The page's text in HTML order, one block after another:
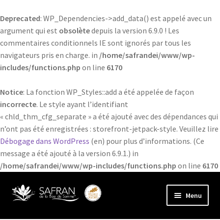
Deprecated: WP_Dependencies->add_data() est appelé avec un
argument qui est obsolètedepuis la version 6.9.0 ! Les
commentaires conditionnels IE sont ignorés par tous les
navigateurs pris en charge. in /home/safrandei/www/wp-
includes/functions.php on line 6170
Notice: La fonction WP_Styles::add a été appelée de façon
incorrecte. Le style ayant l’identifiant
« chld_thm_cfg_separate » a été ajouté avec des dépendances qui
n’ont pas été enregistrées : storefront-jetpack-style. Veuillez lire
Débogage dans WordPress (en) pour plus d’informations. (Ce
message a été ajouté à la version 6.9.1.) in
/home/safrandei/www/wp-includes/functions.php on line 6170
Aller
à
Aller
au
Menu